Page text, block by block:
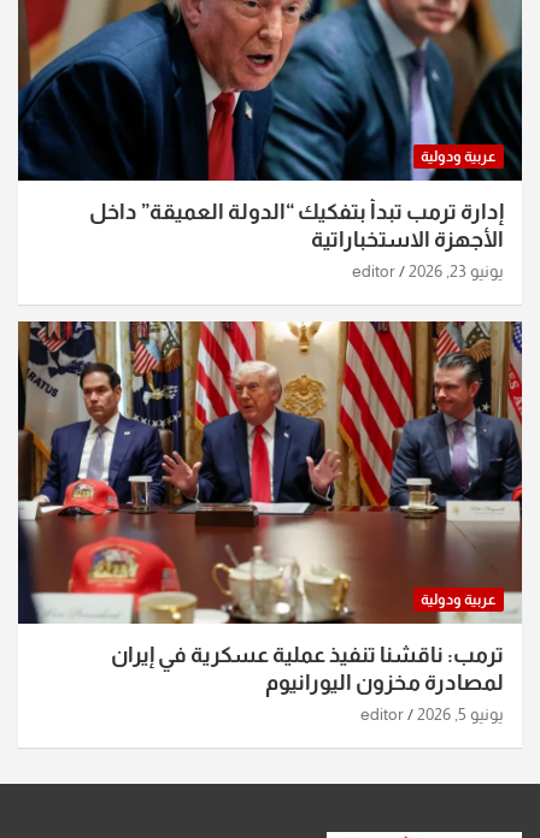
عربية ودولية
إدارة ترمب تبدأ بتفكيك “الدولة العميقة” داخل
الأجهزة الاستخباراتية
يونيو 23, 2026 editor
عربية ودولية
ترمب: ناقشنا تنفيذ عملية عسكرية في إيران
لمصادرة مخزون اليورانيوم
يونيو 5, 2026 editor